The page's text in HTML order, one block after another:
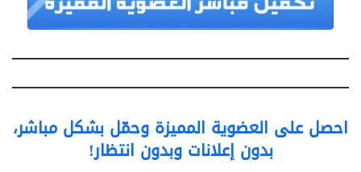
احصل على العضوية المميزة وحمّل بشكل مباشر،
بدون إعلانات وبدون انتظار!